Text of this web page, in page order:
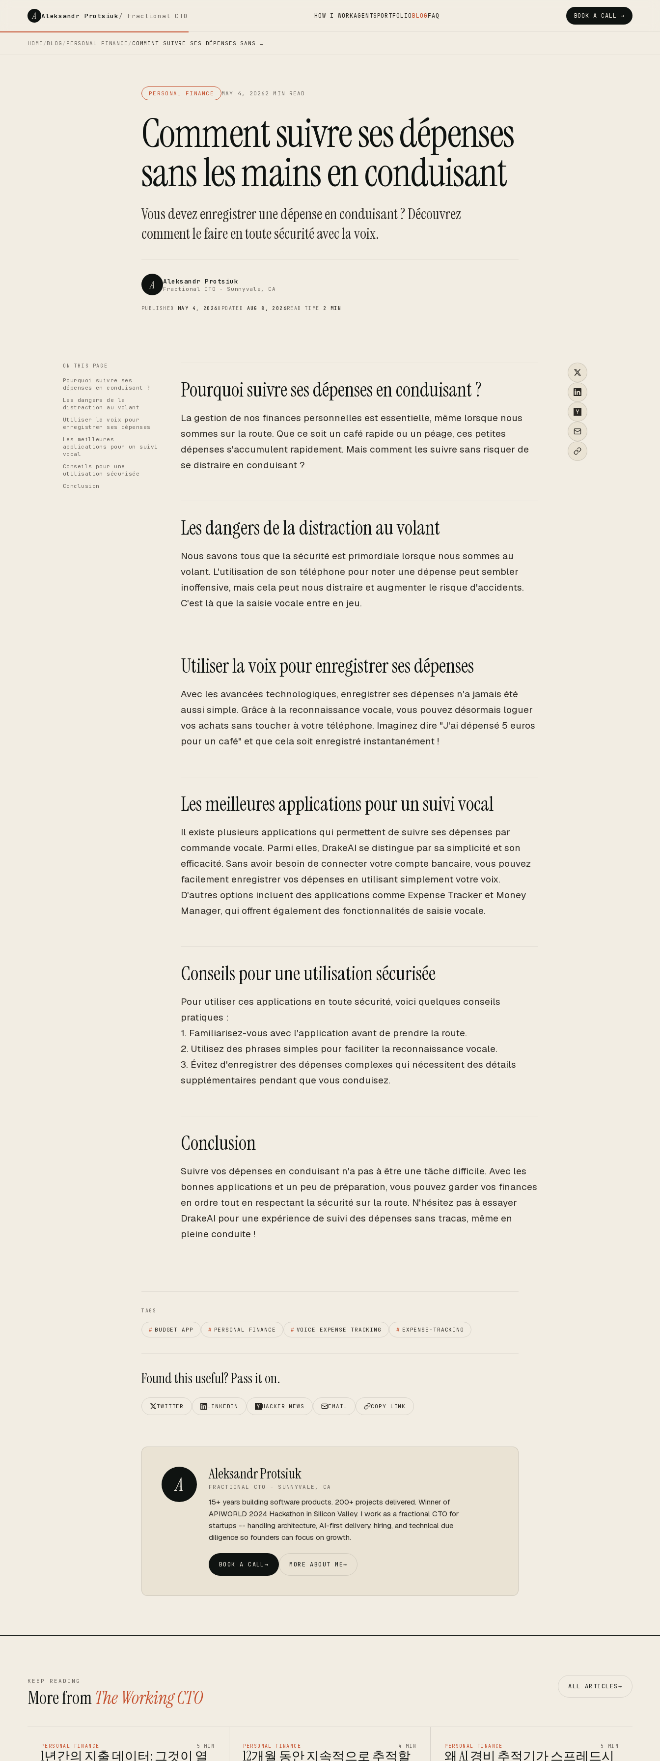
A Aleksandr Protsiuk/ Fractional CTO HOW I WORKAGENTSPORTFOLIOBLOGFAQ BOOK A CALL →
HOME /BLOG / PERSONAL FINANCE / COMMENT SUIVRE SES DÉPENSES SANS …
PERSONAL FINANCE MAY 4, 2026 2 MIN READ
Comment suivre ses dépenses
sans les mains en conduisant
Vous devez enregistrer une dépense en conduisant ? Découvrez
comment le faire en toute sécurité avec la voix.
A Aleksandr Protsiuk
Fractional CTO - Sunnyvale, CA
PUBLISHED MAY 4, 2026UPDATED AUG 8, 2026READ TIME 2 MIN
CTO
ON THIS PAGE
Pourquoi suivre ses
dépenses en conduisant ?
Les dangers de la
distraction au volant
Utiliser la voix pour
enregistrer ses dépenses
Les meilleures
applications pour un suivi
vocal
Conseils pour une
utilisation sécurisée
Conclusion
Pourquoi suivre ses dépenses en conduisant ?
La gestion de nos finances personnelles est essentielle, même lorsque nous
sommes sur la route. Que ce soit un café rapide ou un péage, ces petites
dépenses s'accumulent rapidement. Mais comment les suivre sans risquer de
se distraire en conduisant ?
Les dangers de la distraction au volant
Nous savons tous que la sécurité est primordiale lorsque nous sommes au
volant. L'utilisation de son téléphone pour noter une dépense peut sembler
inoffensive, mais cela peut nous distraire et augmenter le risque d'accidents.
C'est là que la saisie vocale entre en jeu.
Utiliser la voix pour enregistrer ses dépenses
Avec les avancées technologiques, enregistrer ses dépenses n'a jamais été
aussi simple. Grâce à la reconnaissance vocale, vous pouvez désormais loguer
vos achats sans toucher à votre téléphone. Imaginez dire "J'ai dépensé 5 euros
pour un café" et que cela soit enregistré instantanément !
Les meilleures applications pour un suivi vocal
Il existe plusieurs applications qui permettent de suivre ses dépenses par
commande vocale. Parmi elles, DrakeAI se distingue par sa simplicité et son
efficacité. Sans avoir besoin de connecter votre compte bancaire, vous pouvez
facilement enregistrer vos dépenses en utilisant simplement votre voix.
D'autres options incluent des applications comme Expense Tracker et Money
Manager, qui offrent également des fonctionnalités de saisie vocale.
Conseils pour une utilisation sécurisée
Pour utiliser ces applications en toute sécurité, voici quelques conseils
pratiques :
1. Familiarisez-vous avec l'application avant de prendre la route.
2. Utilisez des phrases simples pour faciliter la reconnaissance vocale.
3. Évitez d'enregistrer des dépenses complexes qui nécessitent des détails
supplémentaires pendant que vous conduisez.
Conclusion
Suivre vos dépenses en conduisant n'a pas à être une tâche difficile. Avec les
bonnes applications et un peu de préparation, vous pouvez garder vos finances
en ordre tout en respectant la sécurité sur la route. N'hésitez pas à essayer
DrakeAI pour une expérience de suivi des dépenses sans tracas, même en
pleine conduite !
TAGS
# BUDGET APP # PERSONAL FINANCE # VOICE EXPENSE TRACKING # EXPENSE-TRACKING
Found this useful? Pass it on.
TWITTER LINKEDIN HACKER NEWS EMAIL COPY LINK
A Aleksandr Protsiuk
FRACTIONAL CTO - SUNNYVALE, CA
15+ years building software products. 200+ projects delivered. Winner of
APIWORLD 2024 Hackathon in Silicon Valley. I work as a fractional CTO for
startups -- handling architecture, AI-first delivery, hiring, and technical due
diligence so founders can focus on growth.
BOOK A CALL→ MORE ABOUT ME→
KEEP READING
More fromThe Working CTO ALL ARTICLES→
PERSONAL FINANCE 5 MIN
1년간의 지출 데이터: 그것이 열
PERSONAL FINANCE 4 MIN
12개월 동안 지속적으로 추적할
PERSONAL FINANCE 5 MIN
왜 AI 경비 추적기가 스프레드시